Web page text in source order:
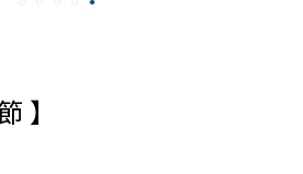
】